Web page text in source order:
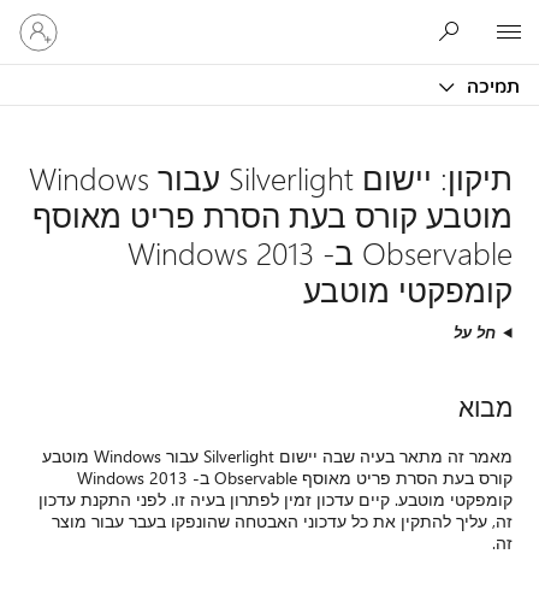
תמיכה
היכנס
לחשבון
שלך
תיקון: יישום Silverlight עבור Windows
מוטבע קורס בעת הסרת פריט מאוסף
Observable ב- Windows 2013
קומפקטי מוטבע
חל על
מבוא
מאמר זה מתאר בעיה שבה יישום Silverlight עבור Windows מוטבע
קורס בעת הסרת פריט מאוסף Observable ב- Windows 2013
קומפקטי מוטבע. קיים עדכון זמין לפתרון בעיה זו. לפני התקנת עדכון
זה, עליך להתקין את כל עדכוני האבטחה שהונפקו בעבר עבור מוצר
זה.